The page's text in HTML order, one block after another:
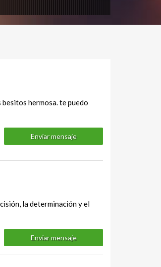
hermosa. te puedo
Enviar mensaje
la determinación y el
Enviar mensaje